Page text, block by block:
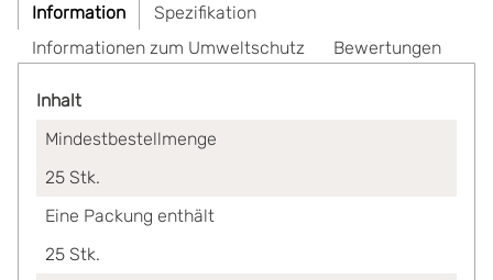
Information
Spezifikation
Informationen zum Umweltschutz
Bewertungen
Inhalt
Mindestbestellmenge
25 Stk.
Eine Packung enthält
25 Stk.